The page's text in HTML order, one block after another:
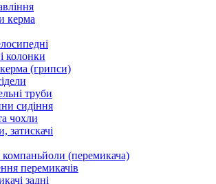
керма
колонки
(грипси)
труби
сидіння
чохли
затискачі
компаньйоли (перемикача)
перемикачів
задні